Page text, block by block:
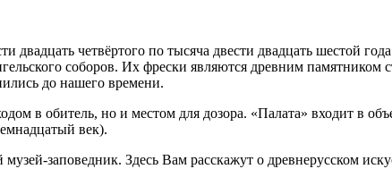
четвёртого по тысяча двести двадцать шестой
соборов. Их фрески являются древним памятником
до нашего времени.
в обитель, но и местом для дозора. «Палата» входит в
век).
заповедник. Здесь Вам расскажут о древнерусском